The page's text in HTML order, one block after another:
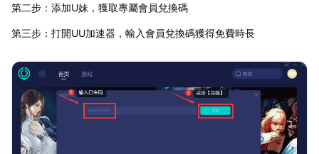
第二步：添加U妹，獲取專屬會員兌換碼
第三步：打開UU加速器，輸入會員兌換碼獲得免費時長